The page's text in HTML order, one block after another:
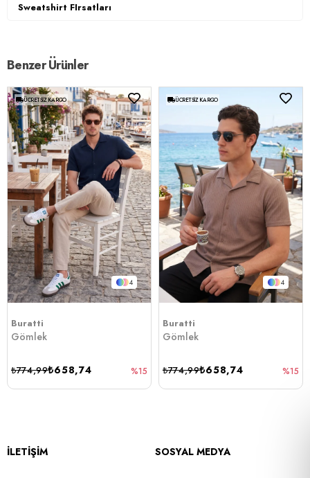
Sweatshirt FIrsatları
Benzer Ürünler
4
ÜCRETSIZ KARGO
Buratti
Gömlek
₺658,74
₺774,99 %15
4
ÜCRETSIZ KARGO
Buratti
Gömlek
₺658,74
₺774,99 %15
İLETİŞİM SOSYAL MEDYA